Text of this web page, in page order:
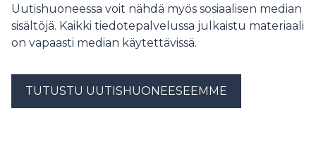
Uutishuoneessa voit nähdä myös sosiaalisen median
sisältöjä. Kaikki tiedotepalvelussa julkaistu materiaali
on vapaasti median käytettävissä.
TUTUSTU UUTISHUONEESEEMME